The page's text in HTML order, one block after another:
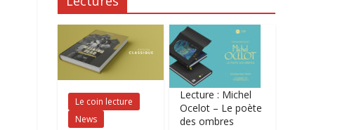
Le coin lecture
News
Lecture : Michel
Ocelot – Le poète
des ombres